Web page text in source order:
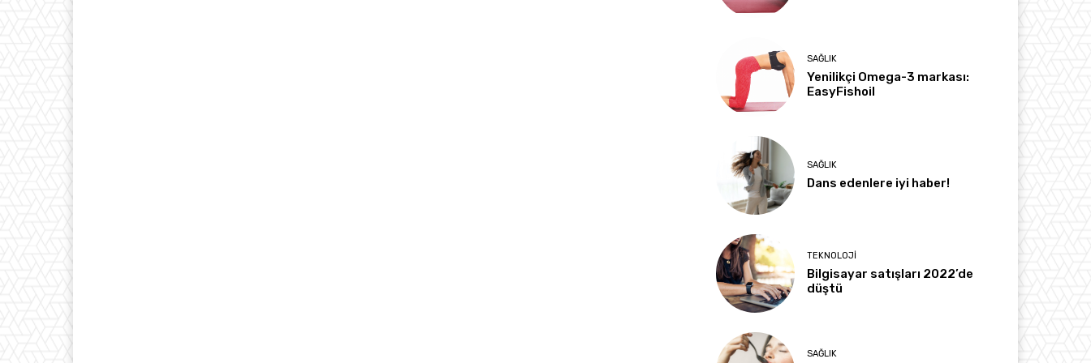
SAĞLIK
Yenilikçi Omega-3 markası:
EasyFishoil
SAĞLIK
Dans edenlere iyi haber!
TEKNOLOJI
Bilgisayar satışları 2022’de
düştü
SAĞLIK